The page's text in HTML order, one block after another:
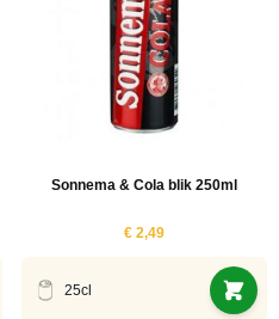
Sonnema & Cola blik 250ml
€ 2,49
25cl